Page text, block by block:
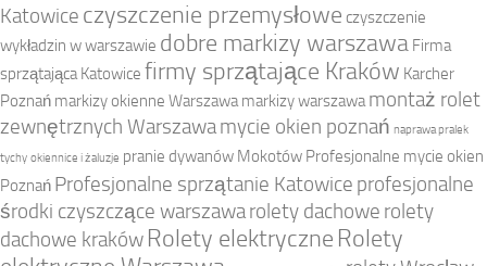
Katowice czyszczenie przemysłowe czyszczenie
wykładzin w warszawie dobre markizy warszawa Firma
sprzątająca Katowice firmy sprzątające Kraków Karcher
Poznań markizy okienne Warszawa markizy warszawa montaż rolet
zewnętrznych Warszawamycie okien poznań naprawa pralek
tychy okiennice i żaluzje pranie dywanów Mokotów Profesjonalne mycie okien
Poznań Profesjonalne sprzątanie Katowice profesjonalne
środki czyszczące warszawarolety dachowe rolety
dachowe kraków Rolety elektryczne Rolety